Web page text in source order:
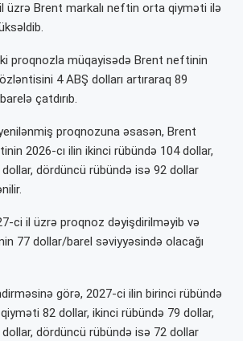
üzrə Brent markalı neftin orta qiyməti ilə
proqnozla müqayisədə Brent neftinin
4 ABŞ dolları artıraraq 89
çatdırıb.
proqnozuna əsasən, Brent
2026-cı ilin ikinci rübündə 104 dollar,
dördüncü rübündə isə 92 dollar
ci il üzrə proqnoz dəyişdirilməyib və
77 dollar/barel səviyyəsində olacağı
görə, 2027-ci ilin birinci rübündə
82 dollar, ikinci rübündə 79 dollar,
dördüncü rübündə isə 72 dollar